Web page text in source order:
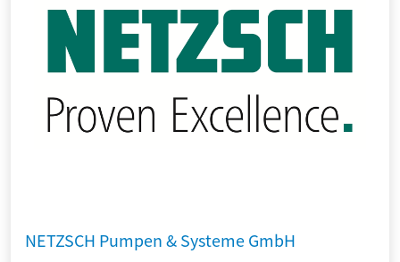
NETZSCH Pumpen & Systeme GmbH